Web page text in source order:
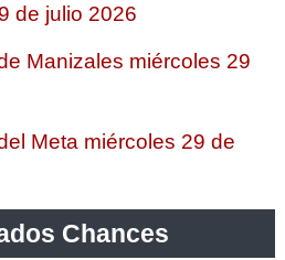
de julio 2026
Manizales miércoles 29
Meta miércoles 29 de
Chances